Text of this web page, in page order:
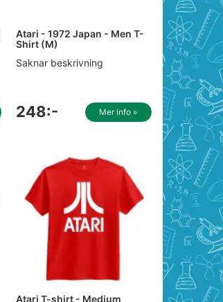
Atari - 1972 Japan - Men T-
Shirt (M)
Saknar beskrivning
248:- Mer info »
Atari T-shirt - Medium